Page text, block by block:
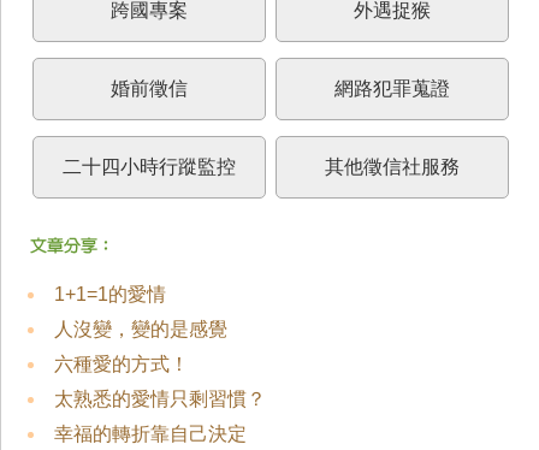
跨國專案 外遇捉猴
婚前徵信 網路犯罪蒐證
二十四小時行蹤監控 其他徵信社服務
1+1=1的愛情
人沒變，變的是感覺
六種愛的方式！
太熟悉的愛情只剩習慣？
幸福的轉折靠自己決定